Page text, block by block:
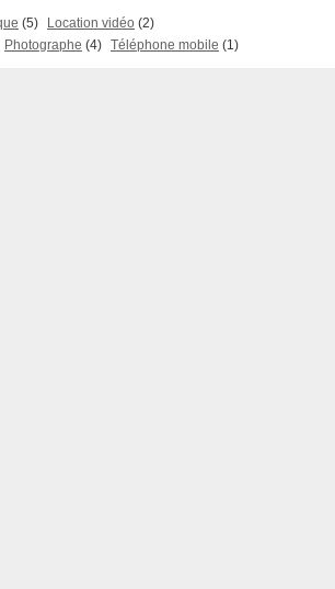
(5) Location vidéo (2)
Photographe (4) Téléphone mobile (1)